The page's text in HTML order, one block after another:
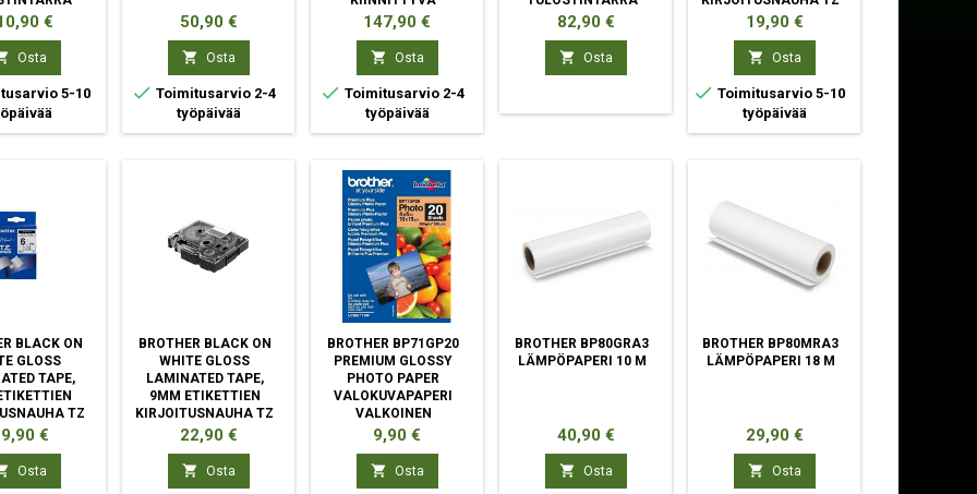
€
Osta
5-10
Hinta
50,90 €
 Osta
 Toimitusarvio 2-4
työpäivää
TULOSTINTARRA
Hinta
147,90 €
 Osta
 Toimitusarvio 2-4
työpäivää
Hinta
82,90 €
 Osta
Hinta
19,90 €
 Osta
 Toimitusarvio 5-10
työpäivää
BLACK ON
GLOSS
TAPE,
TZ
€
Osta
BROTHER BLACK ON
WHITE GLOSS
LAMINATED TAPE,
9MM ETIKETTIEN
KIRJOITUSNAUHA TZ
Hinta
22,90 €
 Osta
BROTHER BP71GP20
PREMIUM GLOSSY
PHOTO PAPER
VALOKUVAPAPERI
VALKOINEN
Hinta
9,90 €
 Osta
BROTHER BP80GRA3
LÄMPÖPAPERI 10 M
Hinta
40,90 €
 Osta
BROTHER BP80MRA3
LÄMPÖPAPERI 18 M
Hinta
29,90 €
 Osta